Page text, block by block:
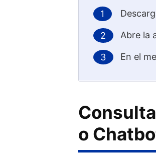
Abre la
En el
o